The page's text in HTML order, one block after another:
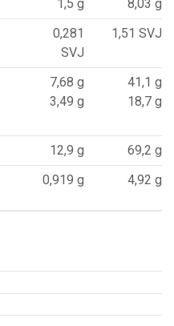
1,5 g
8,03 g
0,281
SVJ
1,51 SVJ
7,68 g
3,49 g
41,1 g
18,7 g
12,9 g
69,2 g
0,919 g 4,92 g